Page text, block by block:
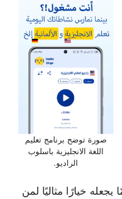
صورة توضح برنامج تعليم
اللغة الانجليزية باسلوب
الراديو.
خيارًا مثاليًا لمن